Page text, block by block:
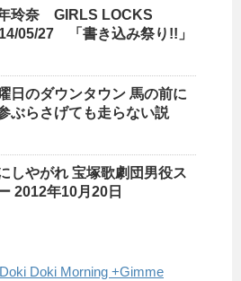
玲奈 GIRLS LOCKS
05/27 「書き込み祭り!!」
日のダウンタウン 馬の前に
ぶらさげても走らない説
しやがれ 宝塚歌劇団男役ス
2012年10月20日
Doki Morning +Gimme